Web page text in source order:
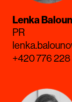
Lenka
PR
+420 776